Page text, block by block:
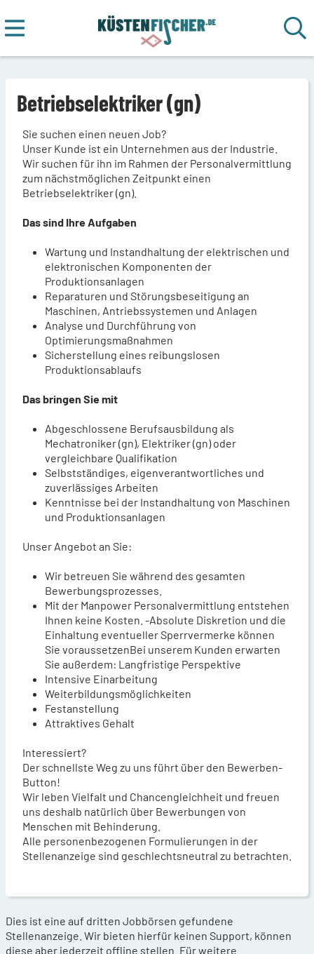
Betriebselektriker (gn)
Sie suchen einen neuen Job?
Unser Kunde ist ein Unternehmen aus der Industrie.
Wir suchen für ihn im Rahmen der Personalvermittlung
zum nächstmöglichen Zeitpunkt einen
Betriebselektriker (gn).
Das sind Ihre Aufgaben
Wartung und Instandhaltung der elektrischen und
elektronischen Komponenten der
Produktionsanlagen
Reparaturen und Störungsbeseitigung an
Maschinen, Antriebssystemen und Anlagen
Analyse und Durchführung von
Optimierungsmaßnahmen
Sicherstellung eines reibungslosen
Produktionsablaufs
Das bringen Sie mit
Abgeschlossene Berufsausbildung als
Mechatroniker (gn), Elektriker (gn) oder
vergleichbare Qualifikation
Selbstständiges, eigenverantwortliches und
zuverlässiges Arbeiten
Kenntnisse bei der Instandhaltung von Maschinen
und Produktionsanlagen
Unser Angebot an Sie:
Wir betreuen Sie während des gesamten
Bewerbungsprozesses.
Mit der Manpower Personalvermittlung entstehen
Ihnen keine Kosten. -Absolute Diskretion und die
Einhaltung eventueller Sperrvermerke können
Sie voraussetzenBei unserem Kunden erwarten
Sie außerdem: Langfristige Perspektive
Intensive Einarbeitung
Weiterbildungsmöglichkeiten
Festanstellung
Attraktives Gehalt
Interessiert?
Der schnellste Weg zu uns führt über den Bewerben-
Button!
Wir leben Vielfalt und Chancengleichheit und freuen
uns deshalb natürlich über Bewerbungen von
Menschen mit Behinderung.
Alle personenbezogenen Formulierungen in der
Stellenanzeige sind geschlechtsneutral zu betrachten.
Dies ist eine auf dritten Jobbörsen gefundene
Stellenanzeige. Wir bieten hierfür keinen Support, können
diese aber jederzeit offline stellen. Für weitere